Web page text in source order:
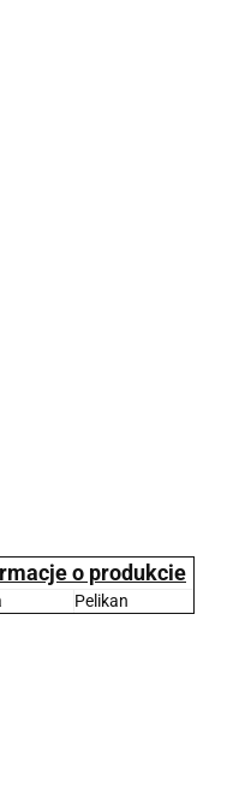
o produkcie
Pelikan